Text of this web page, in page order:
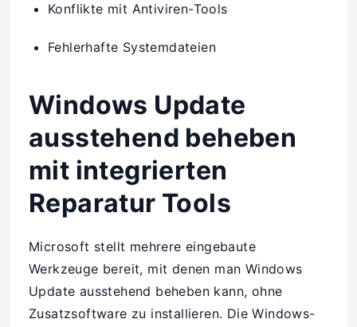
Konflikte mit Antiviren-Tools
Fehlerhafte Systemdateien
Windows Update
ausstehend beheben
mit integrierten
Reparatur Tools
Microsoft stellt mehrere eingebaute
Werkzeuge bereit, mit denen man Windows
Update ausstehend beheben kann, ohne
Zusatzsoftware zu installieren. Die Windows-